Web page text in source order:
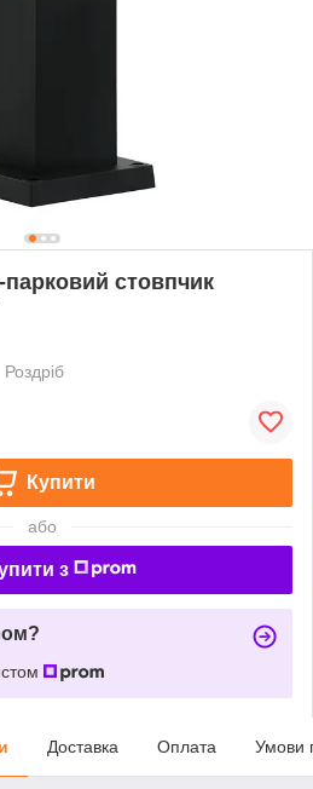
стовпчик
Роздріб
Купити
або
з
Доставка Оплата Умови